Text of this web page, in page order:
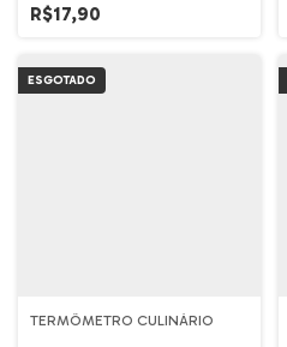
R$17,90
ESGOTADO
TERMÔMETRO CULINÁRIO